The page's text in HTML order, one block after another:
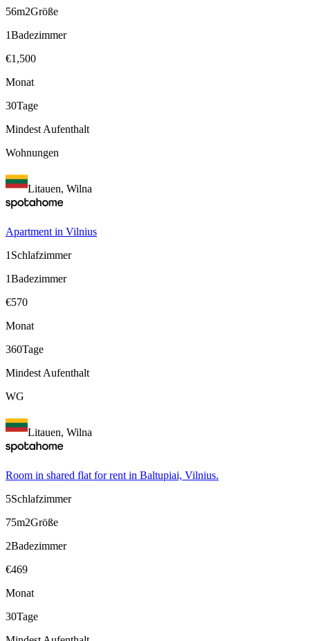
56m2Größe
1Badezimmer
€1,500
Monat
30Tage
Mindest Aufenthalt
Wohnungen
Litauen, Wilna
Apartment in Vilnius
1 Schlafzimmer
1Badezimmer
€570
Monat
360Tage
Mindest Aufenthalt
WG
Litauen, Wilna
Room in shared flat for rent in Baltupiai, Vilnius.
5Schlafzimmer
75m2Größe
2Badezimmer
€469
Monat
30Tage